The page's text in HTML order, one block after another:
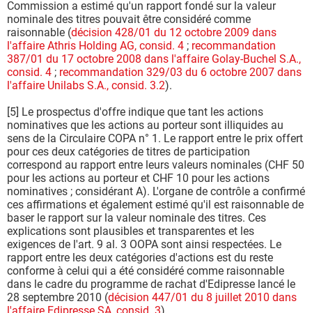
Commission a estimé qu'un rapport fondé sur la valeur
nominale des titres pouvait être considéré comme
raisonnable (décision 428/01 du 12 octobre 2009 dans
l'affaire Athris Holding AG, consid. 4 ; recommandation
387/01 du 17 octobre 2008 dans l'affaire Golay-Buchel S.A.,
consid. 4 ; recommandation 329/03 du 6 octobre 2007 dans
l'affaire Unilabs S.A., consid. 3.2).
[5] Le prospectus d'offre indique que tant les actions
nominatives que les actions au porteur sont illiquides au
sens de la Circulaire COPA n° 1. Le rapport entre le prix offert
pour ces deux catégories de titres de participation
correspond au rapport entre leurs valeurs nominales (CHF 50
pour les actions au porteur et CHF 10 pour les actions
nominatives ; considérant A). L'organe de contrôle a confirmé
ces affirmations et également estimé qu'il est raisonnable de
baser le rapport sur la valeur nominale des titres. Ces
explications sont plausibles et transparentes et les
exigences de l'art. 9 al. 3 OOPA sont ainsi respectées. Le
rapport entre les deux catégories d'actions est du reste
conforme à celui qui a été considéré comme raisonnable
dans le cadre du programme de rachat d'Edipresse lancé le
28 septembre 2010 (décision 447/01 du 8 juillet 2010 dans